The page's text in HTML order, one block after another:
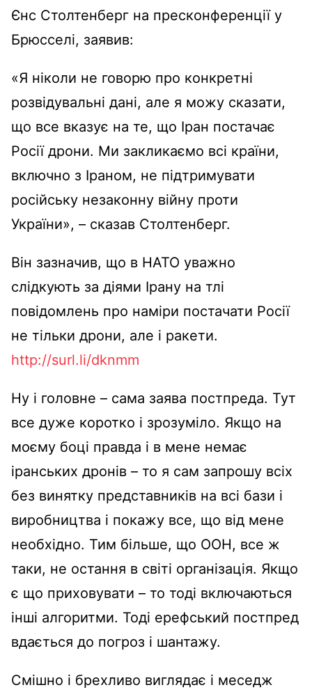
Єнс Столтенберг на пресконференції у
Брюсселі, заявив:
«Я ніколи не говорю про конкретні
розвідувальні дані, але я можу сказати,
що все вказує на те, що Іран постачає
Росії дрони. Ми закликаємо всі країни,
включно з Іраном, не підтримувати
російську незаконну війну проти
України», – сказав Столтенберг.
Він зазначив, що в НАТО уважно
слідкують за діями Ірану на тлі
повідомлень про наміри постачати Росії
не тільки дрони, але і ракети.
http://surl.li/dknmm
Ну і головне – сама заява постпреда. Тут
все дуже коротко і зрозуміло. Якщо на
моєму боці правда і в мене немає
іранських дронів – то я сам запрошу всіх
без винятку представників на всі бази і
виробництва і покажу все, що від мене
необхідно. Тим більше, що ООН, все ж
таки, не остання в світі організація. Якщо
є що приховувати – то тоді включаються
інші алгоритми. Тоді ерефський постпред
вдається до погроз і шантажу.
Смішно і брехливо виглядає і меседж